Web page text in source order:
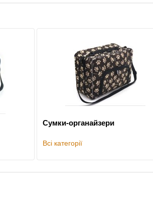
Сумки-органайзери
Всі категорії